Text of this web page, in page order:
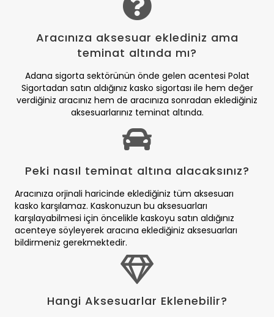
Aracınıza aksesuar eklediniz ama
teminat altında mı?
Adana sigorta sektörünün önde gelen acentesi Polat
Sigortadan satın aldığınız kasko sigortası ile hem değer
verdiğiniz aracınız hem de aracınıza sonradan eklediğiniz
aksesuarlarınız teminat altında.
Peki nasıl teminat altına alacaksınız?
Aracınıza orjinali haricinde eklediğiniz tüm aksesuarı
kasko karşılamaz. Kaskonuzun bu aksesuarları
karşılayabilmesi için öncelikle kaskoyu satın aldığınız
acenteye söyleyerek aracına eklediğiniz aksesuarları
bildirmeniz gerekmektedir.
Hangi Aksesuarlar Eklenebilir?